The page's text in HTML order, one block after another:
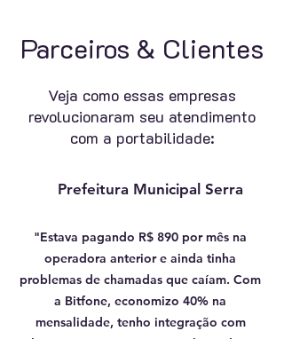
Parceiros & Clientes
Veja como essas empresas
revolucionaram seu atendimento
com a portabilidade:
Prefeitura Municipal Serra
"Estava pagando R$ 890 por mês na
operadora anterior e ainda tinha
problemas de chamadas que caíam. Com
a Bitfone, economizo 40% na
mensalidade, tenho integração com